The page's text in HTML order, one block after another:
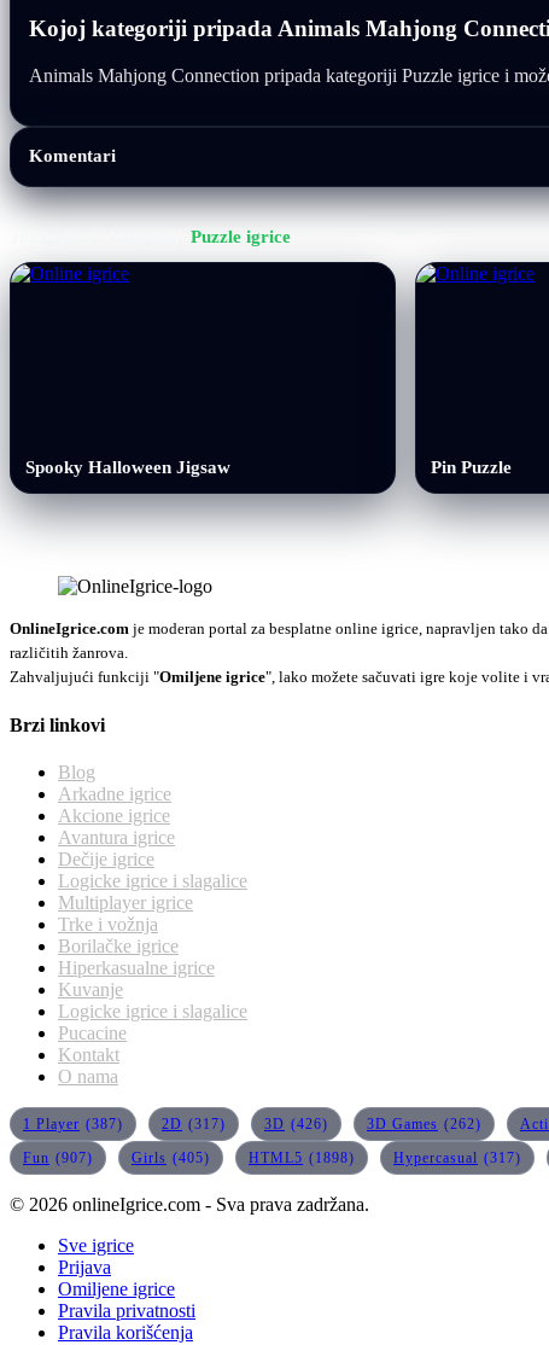
Kojoj kategoriji pripada Animals Mahjong
Animals Mahjong Connection pripada kategoriji Puzzle igrice i
Komentari
Puzzle igrice
Spooky Halloween Jigsaw Pin Puzzle
OnlineIgrice.com je moderan portal za besplatne online igrice, napravljen tako
različitih žanrova.
Zahvaljujući funkciji "Omiljene igrice", lako možete sačuvati igre koje volite i
Brzi linkovi
Blog
Arkadne igrice
Akcione igrice
Avantura igrice
Dečije igrice
Logicke igrice i slagalice
Multiplayer igrice
Trke i vožnja
Borilačke igrice
Hiperkasualne igrice
Kuvanje
Logicke igrice i slagalice
Pucacine
Kontakt
O nama
1 Player (387) 2D (317) 3D (426) 3D Games (262)
Fun (907) Girls (405) HTML5 (1898) Hypercasual (317)
© 2026 onlineIgrice.com - Sva prava zadržana.
Sve igrice
Prijava
Omiljene igrice
Pravila privatnosti
Pravila korišćenja